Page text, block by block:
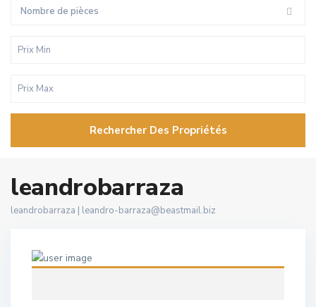
Nombre de pièces
Rechercher Des Propriétés
leandrobarraza
leandrobarraza | leandro-barraza@beastmail.biz